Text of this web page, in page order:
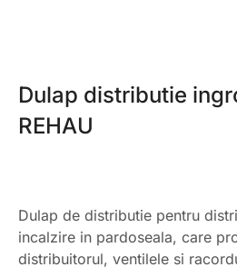
Dulap distributie
REHAU
Dulap de distributie pentru
incalzire in pardoseala, care
distribuitorul, ventilele si